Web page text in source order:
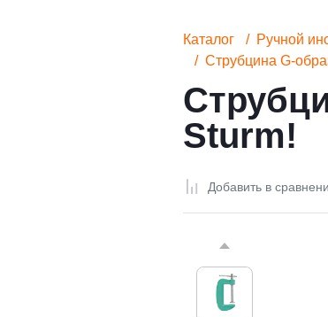
Каталог Ручной
Струбцина G-
Sturm!
Добавить в